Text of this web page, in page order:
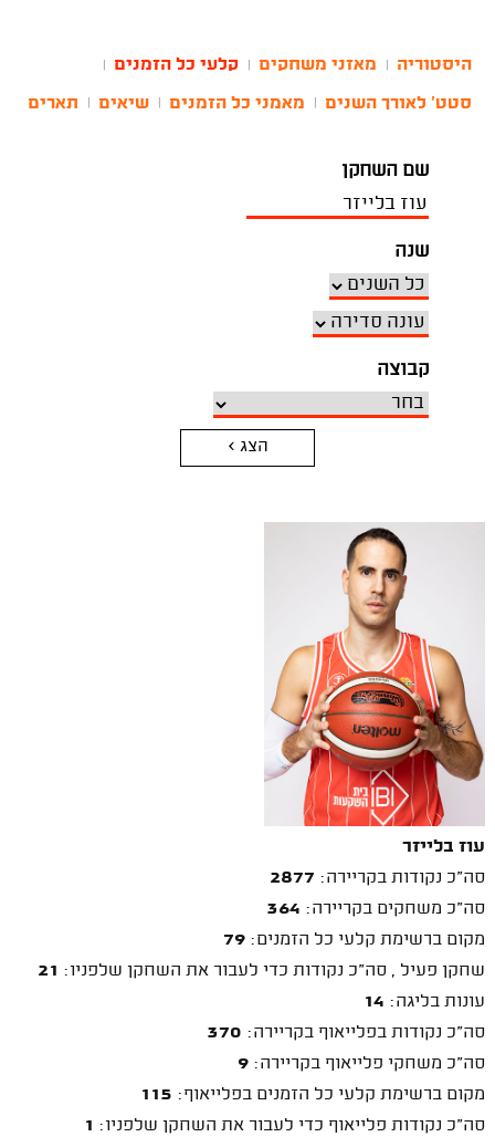
היסטוריה מאזני משחקים קלעי כל הזמנים
סטט' לאורך השנים מאמני כל הזמנים שיאים תארים
שם השחקן
שנה
קבוצה
הצג >
עוז בלייזר
סה"כ נקודות בקריירה: 2877
סה"כ משחקים בקריירה: 364
מקום ברשימת קלעי כל הזמנים: 79
שחקן פעיל , סה"כ נקודות כדי לעבור את השחקן שלפניו: 21
עונות בליגה: 14
סה"כ נקודות בפלייאוף בקריירה: 370
סה"כ משחקי פלייאוף בקריירה: 9
מקום ברשימת קלעי כל הזמנים בפלייאוף: 115
סה"כ נקודות פלייאוף כדי לעבור את השחקן שלפניו: 1